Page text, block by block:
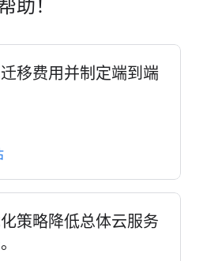
助！
移费用并制定端到端
策略降低总体云服务